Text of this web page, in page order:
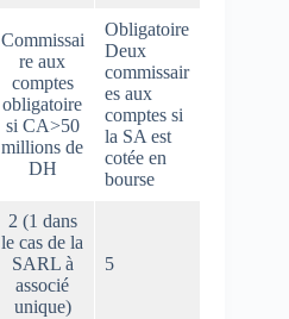
Commissai
re aux
comptes
obligatoire
si CA>50
millions de
DH
Obligatoire
Deux
commissair
es aux
comptes si
la SA est
cotée en
bourse
2 (1 dans
le cas de la
SARL à
associé
unique)
5